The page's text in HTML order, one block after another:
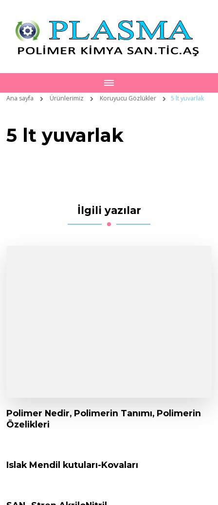
Ana sayfa Ürünlerimiz Koruyucu Gözlükler 5 lt yuvarlak
5 lt yuvarlak
İlgili yazılar
Polimer Nedir, Polimerin Tanımı, Polimerin
Özelikleri
Islak Mendil kutuları-Kovaları